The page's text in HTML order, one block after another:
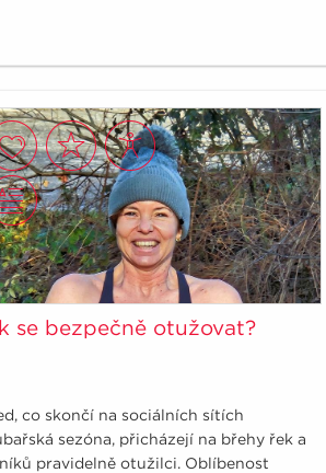
se bezpečně otužovat?
co skončí na sociálních sítích
sezóna, přicházejí na břehy řek a
pravidelně otužilci. Oblíbenost